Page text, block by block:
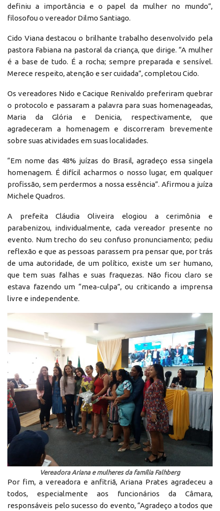
definiu a importância e o papel da mulher no mundo”,
filosofou o vereador Dilmo Santiago.
Cido Viana destacou o brilhante trabalho desenvolvido pela
pastora Fabiana na pastoral da criança, que dirige. “A mulher
é a base de tudo. É a rocha; sempre preparada e sensível.
Merece respeito, atenção e ser cuidada”, completou Cido.
Os vereadores Nido e Cacique Renivaldo preferiram quebrar
o protocolo e passaram a palavra para suas homenageadas,
Maria da Glória e Denicia, respectivamente, que
agradeceram a homenagem e discorreram brevemente
sobre suas atividades em suas localidades.
“Em nome das 48% juízas do Brasil, agradeço essa singela
homenagem. É difícil acharmos o nosso lugar, em qualquer
profissão, sem perdermos a nossa essência”. Afirmou a juíza
Michele Quadros.
A prefeita Cláudia Oliveira elogiou a cerimônia e
parabenizou, individualmente, cada vereador presente no
evento. Num trecho do seu confuso pronunciamento; pediu
reflexão e que as pessoas parassem pra pensar que, por trás
de uma autoridade, de um político, existe um ser humano,
que tem suas falhas e suas fraquezas. Não ficou claro se
estava fazendo um “mea-culpa”, ou criticando a imprensa
livre e independente.
Vereadora Ariana e mulheres da família Falhberg
Por fim, a vereadora e anfitriã, Ariana Prates agradeceu a
todos, especialmente aos funcionários da Câmara,
responsáveis pelo sucesso do evento, “Agradeço a todos que